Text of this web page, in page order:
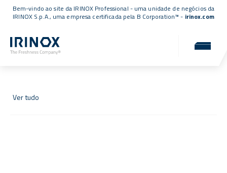
Bem-vindo ao site da IRINOX Professional - uma unidade de negócios da
IRINOX S.p.A., uma empresa certificada pela B Corporation™ - irinox.com
Ver tudo